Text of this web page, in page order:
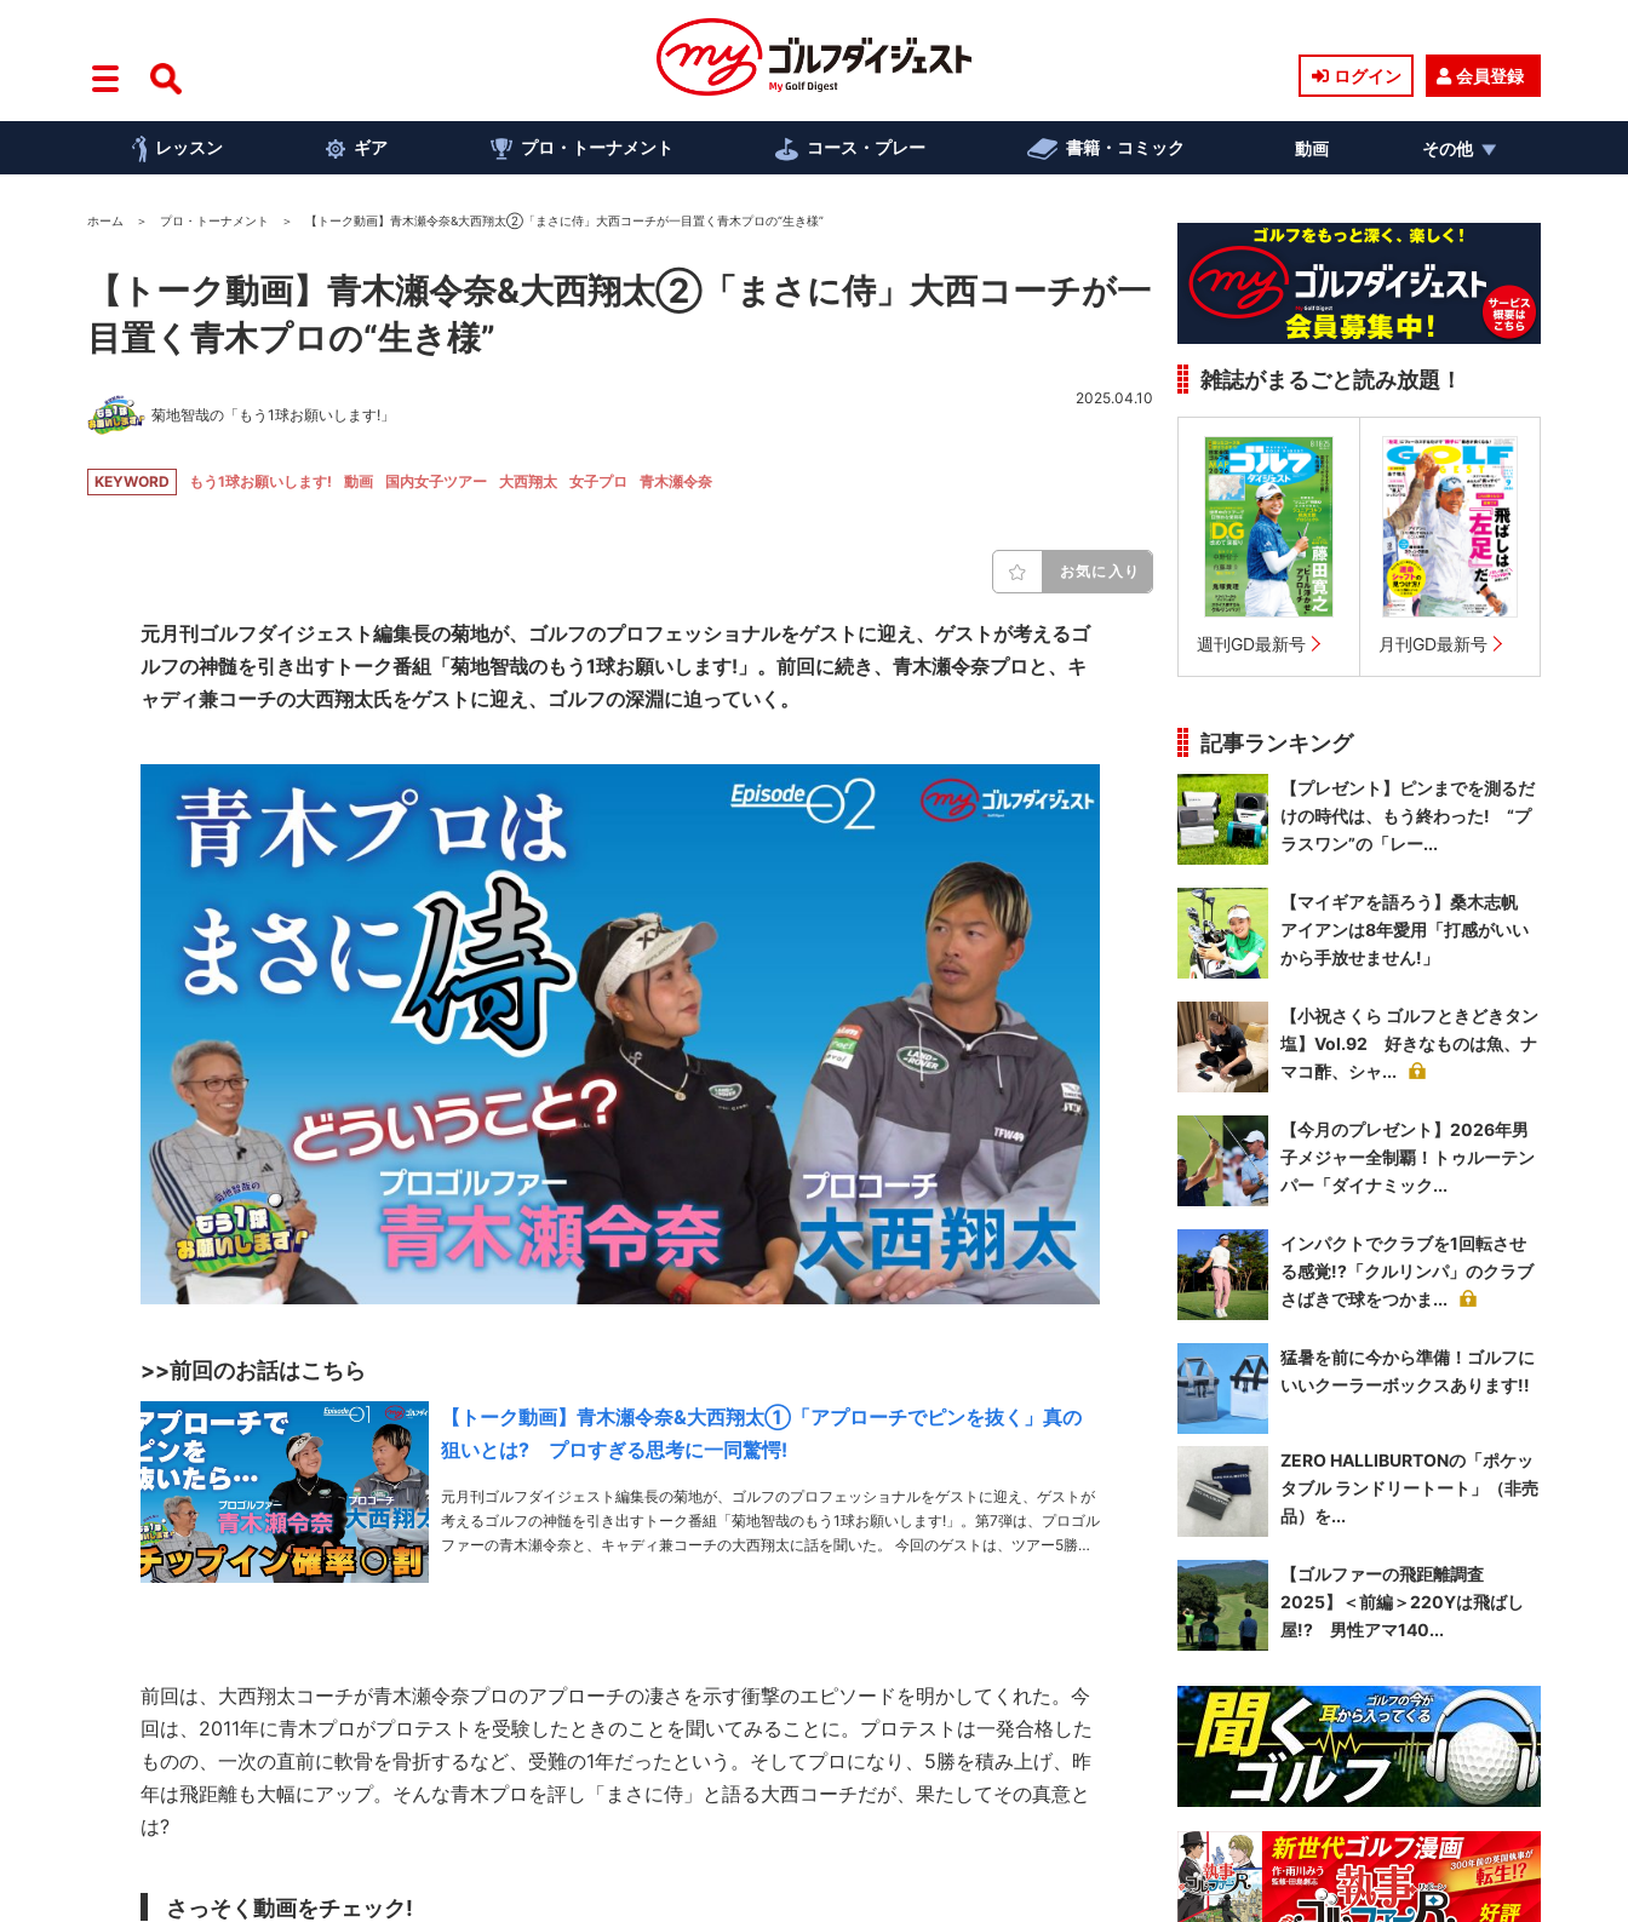
ログイン 会員登録
レッスン ギア プロ・トーナメント コース・プレー 書籍・コミック 動画 その他
ホーム プロ・トーナメント 【トーク動画】青木瀬令奈&大西翔太②「まさに侍」大西コーチが一目置く青木プロの“生き様”
【トーク動画】青木瀬令奈&大西翔太②「まさに侍」大西コーチが一
目置く青木プロの“生き様”
菊地智哉の「もう1球お願いします!」
2025.04.10
KEYWORD もう1球お願いします! 動画 国内女子ツアー 大西翔太 女子プロ 青木瀬令奈
お気に入り
元月刊ゴルフダイジェスト編集長の菊地が、ゴルフのプロフェッショナルをゲストに迎え、ゲストが考えるゴ
ルフの神髄を引き出すトーク番組「菊地智哉のもう1球お願いします!」。前回に続き、 青木瀬令奈プロ と、キ
ャディ兼コーチの大西翔太氏をゲストに迎え、ゴルフの深淵に迫っていく。
>>前回のお話はこちら
【トーク動画】青木瀬令奈&大西翔太①「アプローチでピンを抜く」真の
狙いとは? プロすぎる思考に一同驚愕!
元月刊ゴルフダイジェスト編集長の菊地が、ゴルフのプロフェッショナルをゲストに迎え、ゲストが
考えるゴルフの神髄を引き出すトーク番組「菊地智哉のもう1球お願いします!」。第7弾は、プロゴル
ファーの青木瀬令奈と、キャディ兼コーチの大西翔太に話を聞いた。 今回のゲストは、ツアー5勝を
前回は、大西翔太コーチが青木瀬令奈プロのアプローチの凄さを示す衝撃のエピソードを明かしてくれた。今
回は、2011年に青木プロがプロテストを受験したときのことを聞いてみることに。プロテストは一発合格した
ものの、一次の直前に軟骨を骨折するなど、受難の1年だったという。そしてプロになり、5勝を積み上げ、昨
年は飛距離も大幅にアップ。そんな青木プロを評し「まさに侍」と語る大西コーチだが、果たしてその真意と
は?
さっそく動画をチェック!
雑誌がまるごと読み放題！
週刊GD最新号 月刊GD最新号
記事ランキング
【プレゼント】ピンまでを測るだ
けの時代は、もう終わった! “プ
ラスワン”の「レー...
【マイギアを語ろう】桑木志帆
アイアンは8年愛用「打感がいい
から手放せません!」
【小祝さくら ゴルフときどきタン
塩】Vol.92 好きなものは魚、ナ
マコ酢、シャ...
【今月のプレゼント】2026年男
子メジャー全制覇！トゥルーテン
パー「ダイナミック...
インパクトでクラブを1回転させ
る感覚!?「クルリンパ」のクラブ
さばきで球をつかま...
猛暑を前に今から準備！ゴルフに
いいクーラーボックスあります!!
ZERO HALLIBURTONの「ポケッ
タブル ランドリートート」（非売
品）を...
【ゴルファーの飛距離調査
2025】＜前編＞220Yは飛ばし
屋!? 男性アマ140...